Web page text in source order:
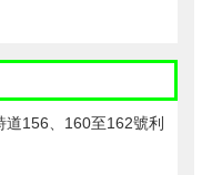
156、160至162號利